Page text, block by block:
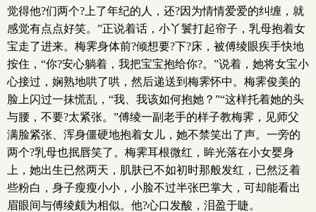
觉得他?们两个?上了年纪的人，还?因为情情爱爱的纠缠，就
感觉有点点好笑。”正说着话，小丫鬟打起帘子，乳母抱着女
宝走了进来。梅霁身体前?倾想要?下?床，被傅绫眼疾手快地
按住，“你?安心躺着，我把宝宝抱给你?。”说着，她将女宝小
心接过，娴熟地哄了哄，然后递送到梅霁怀中。梅霁俊美的
脸上闪过一抹慌乱，“我、我该如何抱她？”“这样托着她的头
与腰，不要?太紧张。”傅绫一副老手的样子教梅霁，见师父
满脸紧张、浑身僵硬地抱着女儿，她不禁笑出了声。一旁的
两个?乳母也抿唇笑了。梅霁耳根微红，眸光落在小女婴身
上，她出生已然两天，肌肤已不如初时那般发红，已然泛着
些粉白，身子瘦瘦小小，小脸不过半张巴掌大，可却能看出
眉眼间与傅绫颇为相似。他?心口发酸，泪盈于睫。